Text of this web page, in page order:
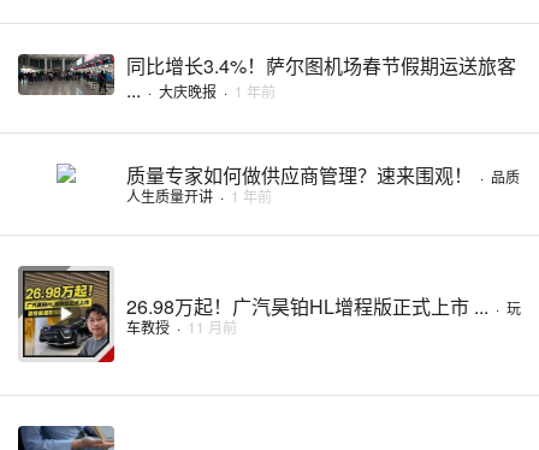
同比增长3.4%！萨尔图机场春节假期运送旅客
... · 大庆晚报 · 1 年前
质量专家如何做供应商管理？速来围观！ · 品质
人生质量开讲 · 1 年前
26.98万起！广汽昊铂HL增程版正式上市 ... · 玩
车教授 · 11 月前